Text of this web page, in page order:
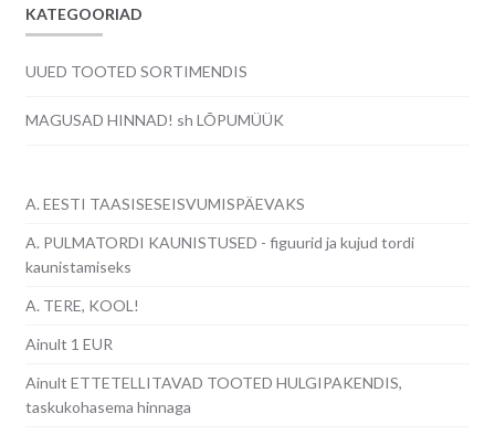
KATEGOORIAD
UUED TOOTED SORTIMENDIS
MAGUSAD HINNAD! sh LÕPUMÜÜK
A. EESTI TAASISESEISVUMISPÄEVAKS
A. PULMATORDI KAUNISTUSED - figuurid ja kujud tordi
kaunistamiseks
A. TERE, KOOL!
Ainult 1 EUR
Ainult ETTETELLITAVAD TOOTED HULGIPAKENDIS,
taskukohasema hinnaga